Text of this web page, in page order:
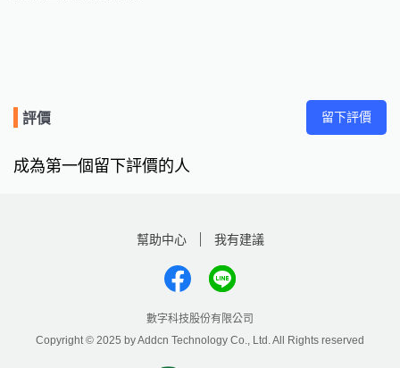
評價 留下評價
成為第一個留下評價的人
幫助中心 我有建議
數字科技股份有限公司
Copyright © 2025 by Addcn Technology Co., Ltd. All Rights reserved